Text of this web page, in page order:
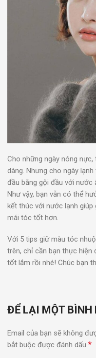
Cho những ngày nóng
dàng. Nhưng cho ngày
đầu bằng gội đầu với nước
Như vậy, bạn vẫn có thể
kết thúc với nước lạnh
mái tóc tốt hơn.
Với 5 tips giữ màu tóc
trên, chỉ cần bạn thực hiện
tốt lắm rồi nhé! Chúc bạn
ĐỂ LẠI MỘT BÌNH
Email của bạn sẽ không
bắt buộc được đánh dấu *